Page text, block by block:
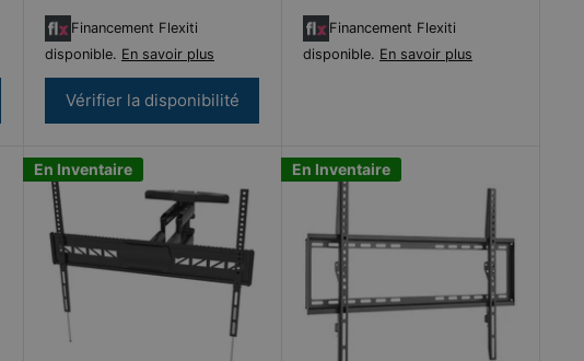
Financement Flexiti
disponible. En savoir plus
Vérifier la disponibilité
Financement Flexiti
disponible. En savoir plus
En Inventaire En Inventaire